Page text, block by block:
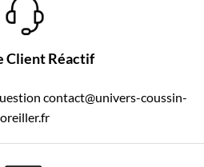
Client Réactif
contact@univers-coussin-
oreiller.fr